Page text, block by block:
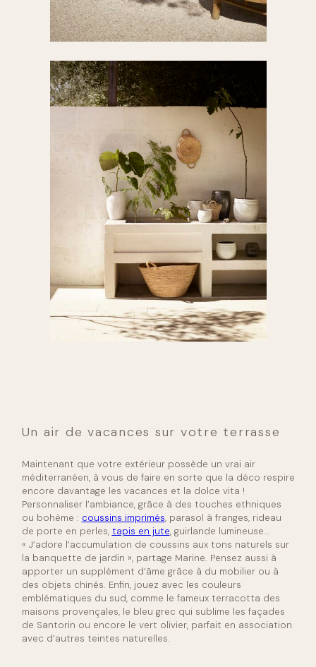
Un air de vacances sur votre terrasse
Maintenant que votre extérieur possède un vrai air
méditerranéen, à vous de faire en sorte que la déco respire
encore davantage les vacances et la dolce vita !
Personnaliser l’ambiance, grâce à des touches ethniques
ou bohème : coussins imprimés, parasol à franges, rideau
de porte en perles, tapis en jute, guirlande lumineuse…
« J’adore l’accumulation de coussins aux tons naturels sur
la banquette de jardin », partage Marine. Pensez aussi à
apporter un supplément d’âme grâce à du mobilier ou à
des objets chinés. Enfin, jouez avec les couleurs
emblématiques du sud, comme le fameux terracotta des
maisons provençales, le bleu grec qui sublime les façades
de Santorin ou encore le vert olivier, parfait en association
avec d’autres teintes naturelles.